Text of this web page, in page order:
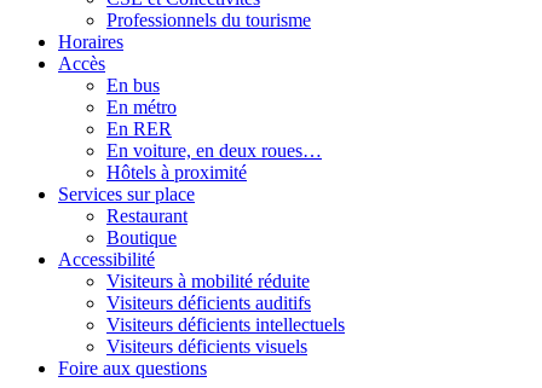
Professionnels du tourisme
Horaires
Accès
En bus
En métro
En RER
En voiture, en deux roues…
Hôtels à proximité
Services sur place
Restaurant
Boutique
Accessibilité
Visiteurs à mobilité réduite
Visiteurs déficients auditifs
Visiteurs déficients intellectuels
Visiteurs déficients visuels
Foire aux questions